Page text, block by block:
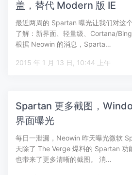
盖，替代 Modern 版 IE
最近两周的 Spartan 曝光让我们对这
了解：新界面、轻量级、Cortana/
根据 Neowin 的消息，Sparta…
2015 年 1 月 13 日, 10:44 上午
Spartan 更多截图，
界面曝光
每日一泄漏，Neowin 昨天曝光微软
天除了 The Verge 爆料的 Spartan 功
也带来了更多清晰的截图。 消…